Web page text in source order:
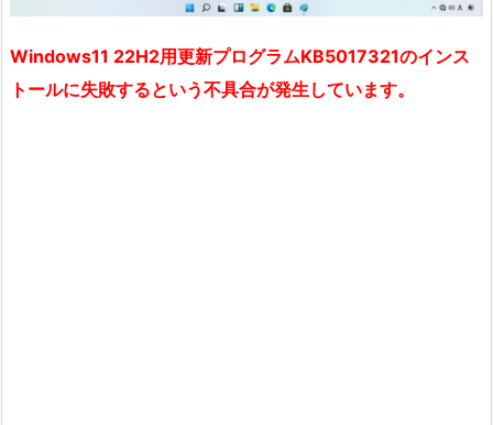
Windows11 22H2用更新プログラムKB5017321のインス
トールに失敗するという不具合が発生しています。